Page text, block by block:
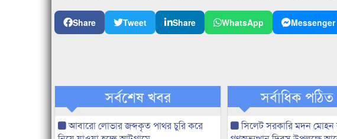
Share Tweet Share WhatsApp Messenger
সর্বশেষ খবর
আবারো লোভার জব্দকৃত পাথর চুরি করে
সর্বাধিক
সিলেট সরকারি মদন